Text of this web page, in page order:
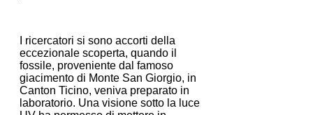
I ricercatori si sono accorti della
eccezionale scoperta, quando il
fossile, proveniente dal famoso
giacimento di Monte San Giorgio, in
Canton Ticino, veniva preparato in
laboratorio. Una visione sotto la luce